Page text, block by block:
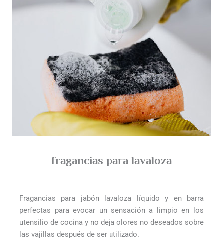
fragancias para lavaloza
Fragancias para jabón lavaloza líquido y en barra
perfectas para evocar un sensación a limpio en los
utensilio de cocina y no deja olores no deseados sobre
las vajillas después de ser utilizado.